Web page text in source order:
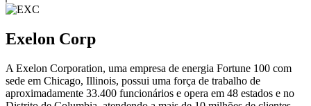
Exelon Corp
A Exelon Corporation, uma empresa de energia Fortune 100 com
sede em Chicago, Illinois, possui uma força de trabalho de
aproximadamente 33.400 funcionários e opera em 48 estados e no